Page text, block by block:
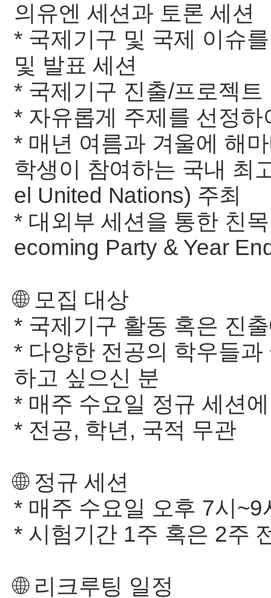
의유엔 세션과 토론 세션
* 국제기구 및 국제 이슈
및 발표 세션
* 국제기구 진출/프로젝
* 자유롭게 주제를 선정
* 매년 여름과 겨울에 해
학생이 참여하는 국내 최
el United Nations) 주최
* 대외부 세션을 통한 친
ecoming Party & Year
🌐 모집 대상
* 국제기구 활동 혹은 진
* 다양한 전공의 학우들
하고 싶으신 분
* 매주 수요일 정규 세션
* 전공, 학년, 국적 무관
🌐 정규 세션
* 매주 수요일 오후 7시
* 시험기간 1주 혹은 2주
🌐 리크루팅 일정